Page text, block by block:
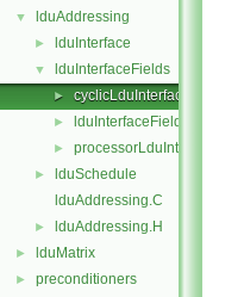
▼ lduAddressing
► lduInterface
▼ lduInterfaceFields
► cyclicLduInterfaceField
► lduInterfaceField
► processorLduInterfaceField
►
lduSchedule
lduAddressing.C
► lduAddressing.H
► lduMatrix
► preconditioners